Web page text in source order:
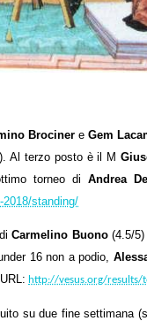
Brociner eGem
Al terzo posto è il M
torneo diAndrea
2018/standing/
diCarmelino Buono(4.5/5)
16 non a podio,
http://vesus.org/
su due fine settimana